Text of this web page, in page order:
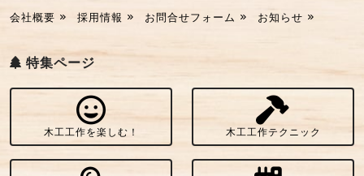
会社概要 採用情報 お問合せフォーム お知らせ
特集ページ
木工工作を楽しむ！ 木工工作テクニック